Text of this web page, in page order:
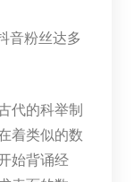
代的科举制
着类似的数
始背诵经